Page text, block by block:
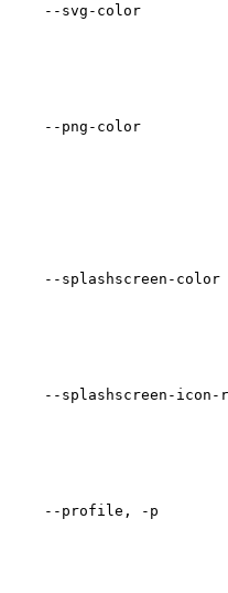
--svg-color
--png-color
--splashscreen-color
--splashscreen-icon-
--profile, -p